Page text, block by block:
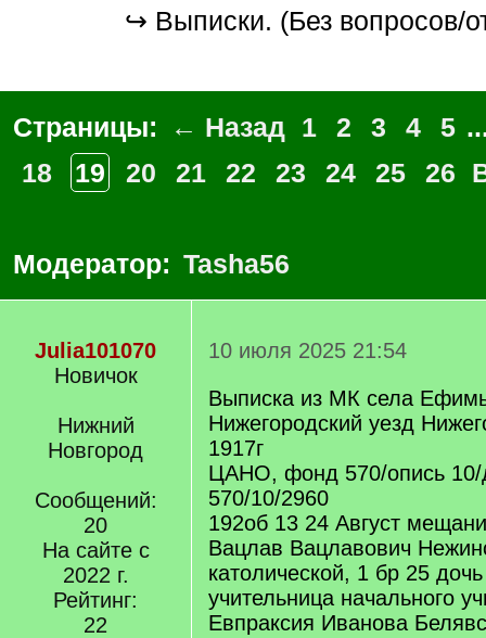
↪ Выписки. (Без вопросов/
Страницы: ← Назад 1 2 3 4 5
18
19 20 21 22 23 24 25 26
Модератор: Tasha56
Julia101070
Новичок
Нижний
Новгород
Сообщений:
20
На сайте с
2022 г.
Рейтинг:
22
10 июля 2025 21:54
Выписка из МК села
Нижегородский уезд
1917г
ЦАНО, фонд 570/опись 10/
570/10/2960
192об 13 24 Август
Вацлав Вацлавович
католической, 1 бр 25
учительница начального
Евпраксия Иванова